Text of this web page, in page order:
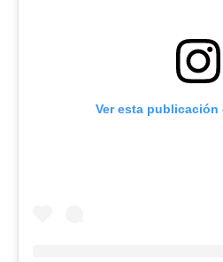
Ver esta publicación